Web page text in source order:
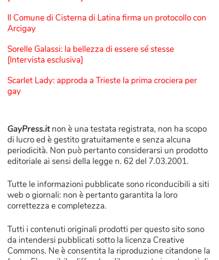
Il Comune di Cisterna di Latina firma un protocollo con
Arcigay
Sorelle Galassi: la bellezza di essere sé stesse
[Intervista esclusiva]
Scarlet Lady: approda a Trieste la prima crociera per
gay
GayPress.itnon è una testata registrata, non ha scopo
di lucro ed è gestito gratuitamente e senza alcuna
periodicità. Non può pertanto considerarsi un prodotto
editoriale ai sensi della legge n. 62 del 7.03.2001.
Tutte le informazioni pubblicate sono riconducibili a siti
web o giornali: non è pertanto garantita la loro
correttezza e completezza.
Tutti i contenuti originali prodotti per questo sito sono
da intendersi pubblicati sotto la licenza Creative
Commons. Ne è consentita la riproduzione citandone la